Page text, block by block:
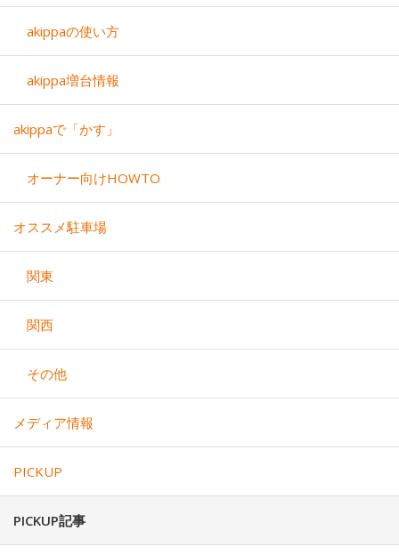
akippaの使い方
akippa増台情報
akippaで「かす」
オーナー向けHOWTO
オススメ駐車場
関東
関西
その他
メディア情報
PICKUP
PICKUP記事